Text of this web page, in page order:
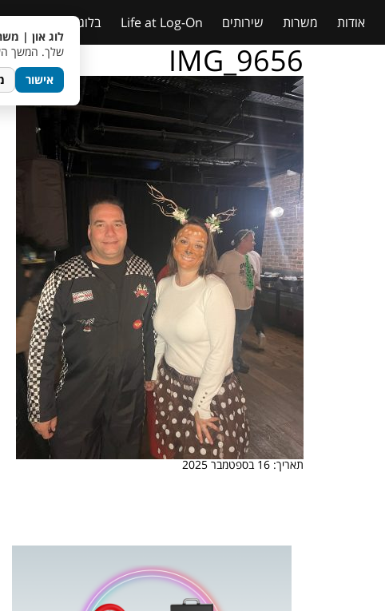
אודות משרות שירותים Life at Log-On בלוג
IMG_9656
תאריך: 16 בספטמבר 2025
לוג און |
שלך. המשך
אישור